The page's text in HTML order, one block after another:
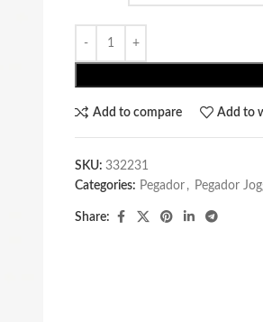
Add to compare Add to
SKU: 332231
Categories: Pegador​ , Pegador
Share: